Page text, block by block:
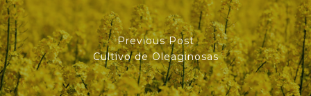
Previous Post
Cultivo de Oleaginosas